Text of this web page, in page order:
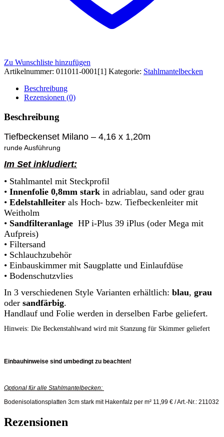
Zu Wunschliste hinzufügen
Artikelnummer: 011011-0001[1] Kategorie: Stahlmantelbecken
Beschreibung
Rezensionen (0)
Beschreibung
Tiefbeckenset Milano – 4,16 x 1,20m
runde Ausführung
Im Set inkludiert:
• Stahlmantel mit Steckprofil
• Innenfolie 0,8mm stark in adriablau, sand oder grau
• Edelstahlleiter als Hoch- bzw. Tiefbeckenleiter mit
Weitholm
• Sandfilteranlage HP i-Plus 39 iPlus (oder Mega mit
Aufpreis)
• Filtersand
• Schlauchzubehör
• Einbauskimmer mit Saugplatte und Einlaufdüse
• Bodenschutzvlies
In 3 verschiedenen Style Varianten erhältlich: blau, grau
oder sandfärbig.
Handlauf und Folie werden in derselben Farbe geliefert.
Hinweis: Die Beckenstahlwand wird mit Stanzung für Skimmer geliefert
Einbauhinweise sind umbedingt zu beachten!
Optional für alle Stahlmantelbecken:
Bodenisolationsplatten 3cm stark mit Hakenfalz per m² 11,99 € / Art.-Nr.: 211032
Rezensionen